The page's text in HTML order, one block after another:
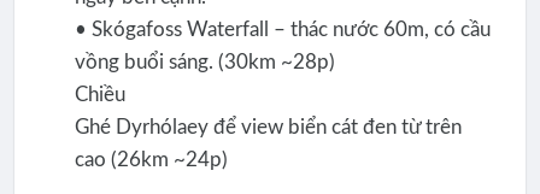
• Skógafoss Waterfall – thác nước 60m, có cầu
vồng buổi sáng. (30km ~28p)
Chiều
Ghé Dyrhólaey để view biển cát đen từ trên
cao (26km ~24p)